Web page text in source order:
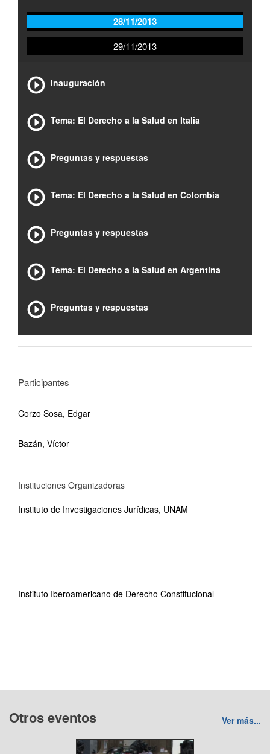
28/11/2013
29/11/2013
Inauguración
Tema: El Derecho a la Salud en Italia
Preguntas y respuestas
Tema: El Derecho a la Salud en Colombia
Preguntas y respuestas
Tema: El Derecho a la Salud en Argentina
Preguntas y respuestas
Participantes
Corzo Sosa, Edgar
Bazán, Víctor
Instituciones Organizadoras
Instituto de Investigaciones Jurídicas, UNAM
Instituto Iberoamericano de Derecho Constitucional
Otros eventos Ver más...